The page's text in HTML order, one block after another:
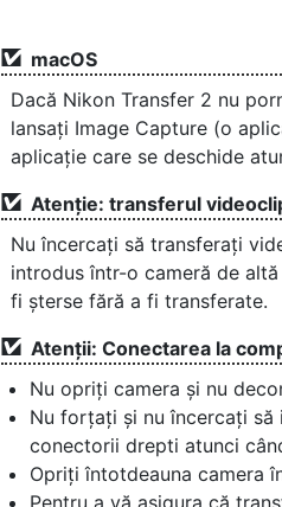
macOS
Dacă Nikon Transfer 2 nu
lansați Image Capture (o
aplicație care se deschide
Atenție: transferul
Nu încercați să transferați
introdus într-o cameră de
fi șterse fără a fi transferate.
Atenții: Conectarea la
Nu opriți camera și nu
Nu forțați și nu încercați
conectorii drepti atunci
Opriți întotdeauna camera